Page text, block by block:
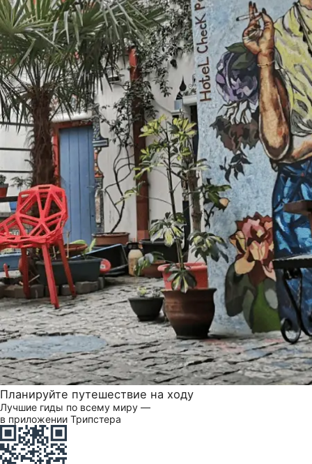
Планируйте путешествие на ходу
Лучшие гиды по всему миру —
в приложении Трипстера